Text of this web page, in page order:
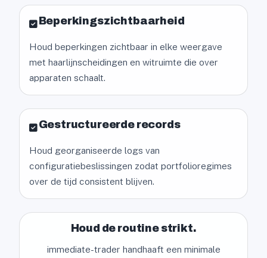
Beperkingszichtbaarheid
Houd beperkingen zichtbaar in elke weergave
met haarlijnscheidingen en witruimte die over
apparaten schaalt.
Gestructureerde records
Houd georganiseerde logs van
configuratiebeslissingen zodat portfolioregimes
over de tijd consistent blijven.
Houd de routine strikt.
immediate-trader handhaaft een minimale